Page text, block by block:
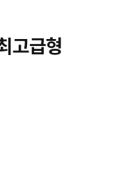
고급형